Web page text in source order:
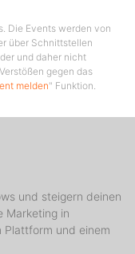
Die Events werden von
über Schnittstellen
und daher nicht
gegen das
melden" Funktion.
und steigern deinen
Marketing in
Plattform und einem